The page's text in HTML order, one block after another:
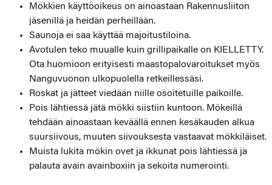
Mökkien käyttöoikeus on ainoastaan Rakennusliiton
jäsenillä ja heidän perheillään.
Saunoja ei saa käyttää majoitustiloina.
Avotulen teko muualle kuin grillipaikalle on KIELLETTY.
Ota huomioon erityisesti maastopalovaroitukset myös
Nanguvuonon ulkopuolella retkeillessäsi.
Roskat ja jätteet viedään niille osoitetuille paikoille.
Pois lähtiessä jätä mökki siistiin kuntoon. Mökeillä
tehdään ainoastaan keväällä ennen kesäkauden alkua
suursiivous, muuten siivouksesta vastaavat mökkiläiset.
Muista lukita mökin ovet ja ikkunat pois lähtiessä ja
palauta avain avainboxiin ja sekoita numerointi.